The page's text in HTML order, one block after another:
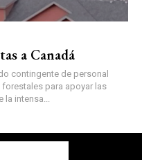
a Canadá
contingente de personal
para apoyar las
intensa...